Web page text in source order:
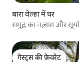
बारा वेल्हा में घर
समुद्र का नज़ारा और
गेस्ट्स की फ़ेवरेट